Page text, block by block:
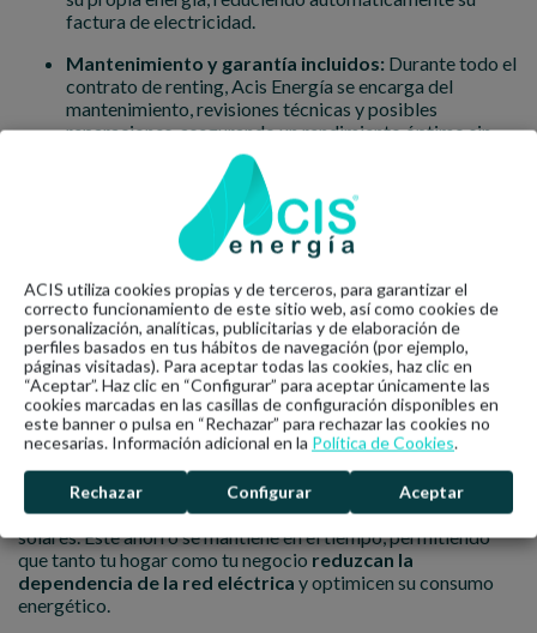
factura de electricidad.
Mantenimiento y garantía incluidos: Durante todo el
contrato de renting, Acis Energía se encarga del
mantenimiento, revisiones técnicas y posibles
reparaciones, asegurando un rendimiento óptimo sin
Flexibilidad y opción de compra:Al finalizar el
contrato de renting, el cliente puede optar por renovar
el acuerdo, devolver los paneles o incluso
si así lo desea.
Ventajas del renting solar de Acis Energía
Elrenting solarde Acis Energíase presenta como una
solución accesible y sin complicaciones para quienes desean
aprovechar la energía solar sin realizar una gran inversión
inicial. A diferencia de la compra tradicional de paneles
solares, este modelo permite disfrutar de todos los
beneficios de la energía renovable sin desembolsos elevados.
Desde el primer mes, notarás una reducción en tu factura de
la luz gracias a la electricidad generada por los paneles
solares. Este ahorro se mantiene en el tiempo, permitiendo
que tanto tu hogar como tu negocio reduzcan la
dependencia de la red eléctrica y optimicen su consumo
energético.
ACIS utiliza cookies propias y de terceros, para garantizar el
correcto funcionamiento de este sitio web, así como cookies de
personalización, analíticas, publicitarias y de elaboración de
perfiles basados en tus hábitos de navegación (por ejemplo,
páginas visitadas). Para aceptar todas las cookies, haz clic en
“Aceptar”. Haz clic en “Configurar” para aceptar únicamente las
cookies marcadas en las casillas de configuración disponibles en
este banner o pulsa en “Rechazar” para rechazar las cookies no
necesarias. Información adicional en la Política de Cookies.
Rechazar Configurar Aceptar